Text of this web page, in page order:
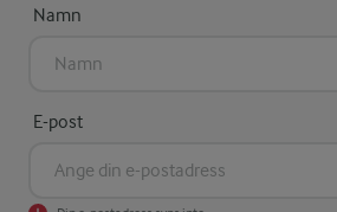
Namn
E-post